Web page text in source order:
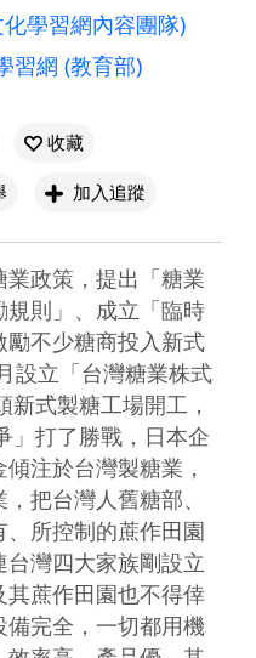
學習網內容團隊)
習網 (教育部)
收藏
加入追蹤
政策，提出「糖業
則」、成立「臨時
不少糖商投入新式
設立「台灣糖業株式
式製糖工場開工，
」打了勝戰，日本企
注於台灣製糖業，
把台灣人舊糖部、
所控制的蔗作田園
灣四大家族剛設立
蔗作田園也不得倖
完全，一切都用機